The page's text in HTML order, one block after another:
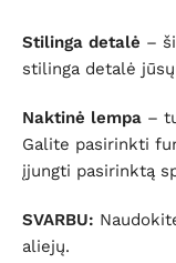
Stilinga detalė –
stilinga detalė
Naktinė lempa –
Galite pasirinkti
įjungti pasirinktą
SVARBU:
aliejų.